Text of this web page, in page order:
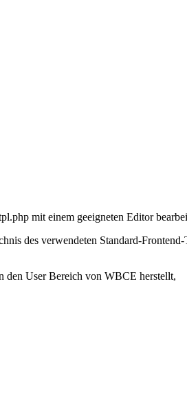
mit einem geeigneten Editor
des verwendeten Standard-
den User Bereich von WBCE herstellt,